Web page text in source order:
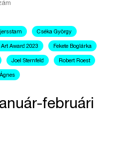
Cséka György
Award 2023 Fekete Boglárka
Joel Sternfeld Robert Roest
februári